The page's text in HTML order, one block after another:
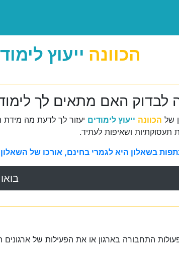
הכוונה ייעוץ
לבדוק האם מתאים לך
של הכוונה ייעוץ לימודים יעזור לך לדעת מה
תעסוקתיות ושאיפות לעתיד.
בשאלון היא לגמרי בחינם, אורכו של השאלון
התחבורה בארגון או את הפעילות של